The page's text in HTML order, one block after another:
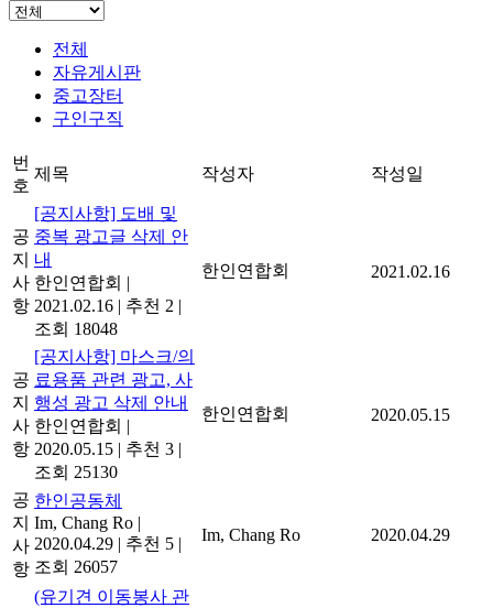
전체
자유게시판
중고장터
구인구직
번
호
제목 작성자 작성일
공
지
사
항
[공지사항] 도배 및
중복 광고글 삭제 안
내
한인연합회 |
2021.02.16 | 추천 2 |
조회 18048
한인연합회 2021.02.16
공
지
사
항
[공지사항] 마스크/의
료용품 관련 광고, 사
행성 광고 삭제 안내
한인연합회 |
2020.05.15 | 추천 3 |
조회 25130
한인연합회 2020.05.15
공
지
사
항
한인공동체
Im, Chang Ro |
2020.04.29 | 추천 5 |
조회 26057
Im, Chang Ro 2020.04.29
(유기견 이동봉사 관